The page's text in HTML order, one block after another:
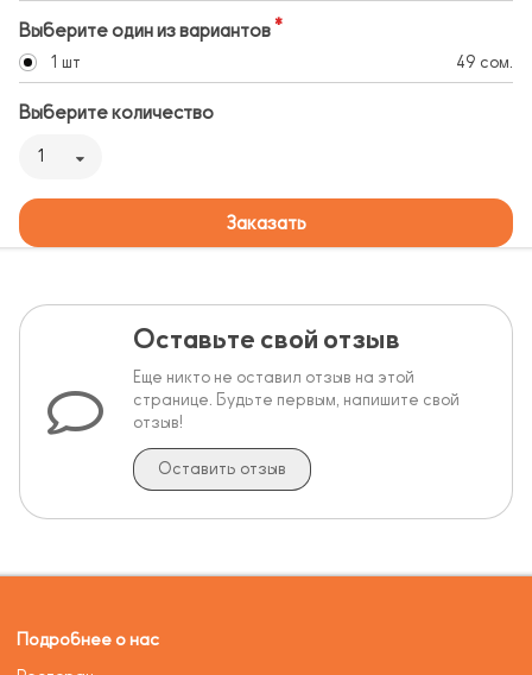
Выберите один из вариантов
1 шт 49 сом.
Выберите количество
1
Заказать
Оставьте свой отзыв
Еще никто не оставил отзыв на этой
странице. Будьте первым, напишите свой
отзыв!
Оставить отзыв
Подробнее о нас